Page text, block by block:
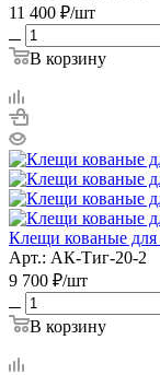
11 400 ₽/шт
В корзину
Клещи кованые для
Арт.: АК-Тиг-20-2
9 700 ₽/шт
В корзину